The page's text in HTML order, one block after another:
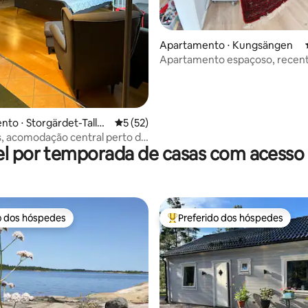
de 5, 28 avaliações
⋅ Storgärdet-Tallås
5 de uma avaliação média de 5, 52
5 (52)
acomodação central perto do
Apartamento ⋅ Kungsängen
Apartamento espaçoso,
por temporada de casas com acesso
dos hóspedes
dos hóspedes Entre os melhores preferidos
Preferido dos hóspedes